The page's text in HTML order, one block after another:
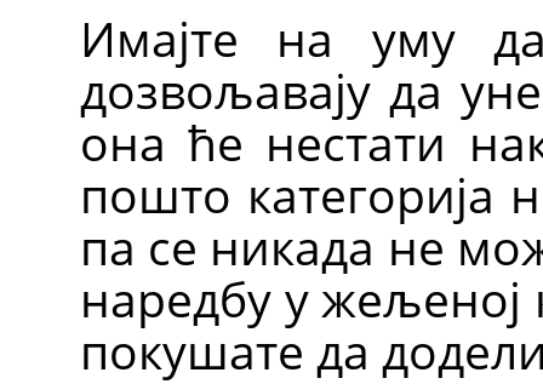
Имајте на уму
дозвољавају да
она ће нестати
пошто категорија
па се никада не
наредбу у жељеној
покушате да